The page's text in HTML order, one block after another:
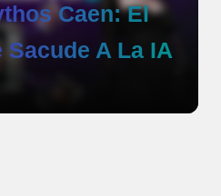
Caen: El
Sacude A La IA